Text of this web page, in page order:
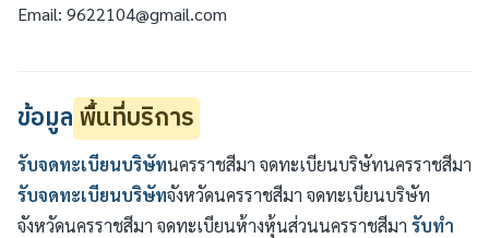
Email: 9622104@gmail.com
ข้อมูลพื้นที่บริการ
รับจดทะเบียนบริษัทนครราชสีมา จดทะเบียนบริษัทนครราชสีมา
รับจดทะเบียนบริษัทจังหวัดนครราชสีมา จดทะเบียนบริษัท
จังหวัดนครราชสีมา จดทะเบียนห้างหุ้นส่วนนครราชสีมา รับทำ